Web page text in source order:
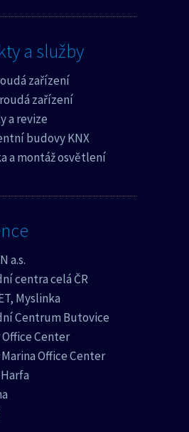
a služby
zařízení
zařízení
a revize
budovy KNX
a montáž osvětlení
a.s.
centra celá ČR
Myslinka
Centrum Butovice
Center
Office Center